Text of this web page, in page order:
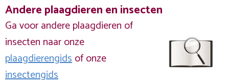
Andere plaagdieren en insecten
Ga voor andere plaagdieren of
insecten naar onze
plaagdierengidsof onze
insectengids